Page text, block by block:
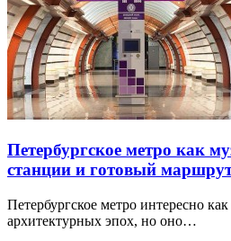
Петербургское метро как
станции и готовый
Петербургское метро интересно
архитектурных эпох, но оно…